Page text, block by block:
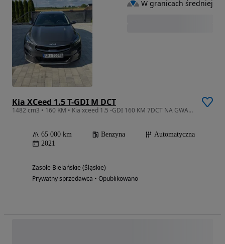
Kia XCeed 1.5 T-GDI M DCT
1482 cm3 • 160 KM • Kia xceed 1.5 -GDI 160 KM 7DCT NA GWARANCJI
65 000 km Benzyna
Automatyczna
2021
Zasole Bielańskie (Śląskie)
Prywatny sprzedawca • Opublikowano
W granicach średniej